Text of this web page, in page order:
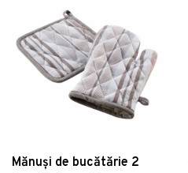
Mănuși de bucătărie 2